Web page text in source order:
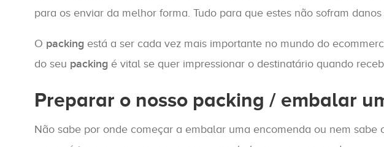
para os enviar da melhor forma. Tudo para que estes não sofram
O packing está a ser cada vez mais importante no mundo do
do seu packing é vital se quer impressionar o destinatário quando
Preparar o nosso packing / embalar
Não sabe por onde começar a embalar uma encomenda ou nem sabe